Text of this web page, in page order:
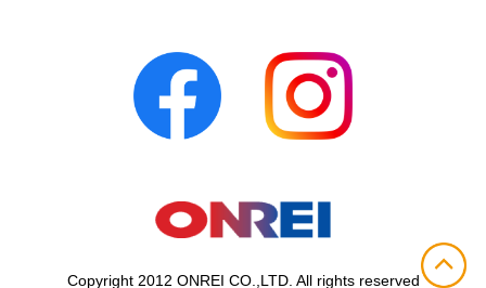
Copyright 2012 ONREI CO.,LTD. All rights reserved